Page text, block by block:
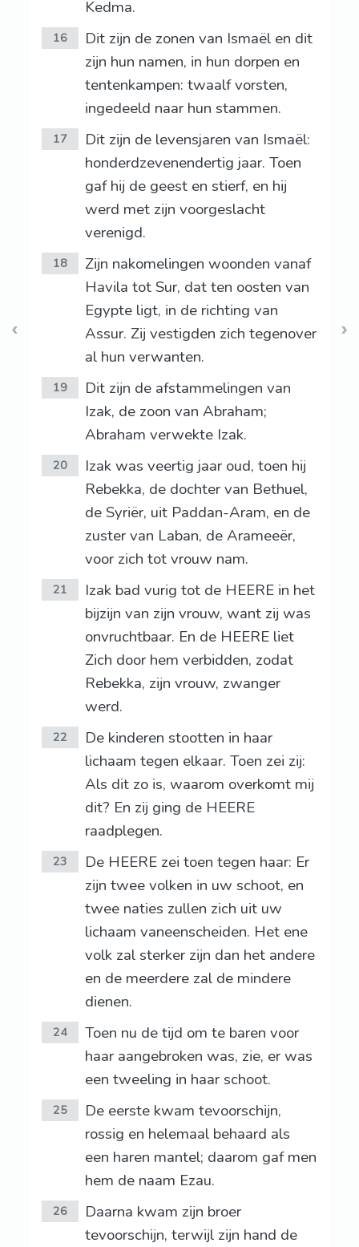
Kedma.
16
Dit zijn de zonen van Ismaël en dit
zijn hun namen, in hun dorpen en
tentenkampen: twaalf vorsten,
ingedeeld naar hun stammen.
17
Dit zijn de levensjaren van Ismaël:
honderdzevenendertig jaar. Toen
gaf hij de geest en stierf, en hij
werd met zijn voorgeslacht
verenigd.
18
Zijn nakomelingen woonden vanaf
Havila tot Sur, dat ten oosten van
Egypte ligt, in de richting van
Assur. Zij vestigden zich tegenover
al hun verwanten.
19
Dit zijn de afstammelingen van
Izak, de zoon van Abraham;
Abraham verwekte Izak.
20
Izak was veertig jaar oud, toen hij
Rebekka, de dochter van Bethuel,
de Syriër, uit Paddan-Aram, en de
zuster van Laban, de Arameeër,
voor zich tot vrouw nam.
21
Izak bad vurig tot de HEERE in het
bijzijn van zijn vrouw, want zij was
onvruchtbaar. En de HEERE liet
Zich door hem verbidden, zodat
Rebekka, zijn vrouw, zwanger
werd.
22
De kinderen stootten in haar
lichaam tegen elkaar. Toen zei zij:
Als dit zo is, waarom overkomt mij
dit? En zij ging de HEERE
raadplegen.
23
De HEERE zei toen tegen haar: Er
zijn twee volken in uw schoot, en
twee naties zullen zich uit uw
lichaam vaneenscheiden. Het ene
volk zal sterker zijn dan het andere
en de meerdere zal de mindere
dienen.
24
Toen nu de tijd om te baren voor
haar aangebroken was, zie, er was
een tweeling in haar schoot.
25
De eerste kwam tevoorschijn,
rossig en helemaal behaard als
een haren mantel; daarom gaf men
hem de naam Ezau.
26
Daarna kwam zijn broer
tevoorschijn, terwijl zijn hand de